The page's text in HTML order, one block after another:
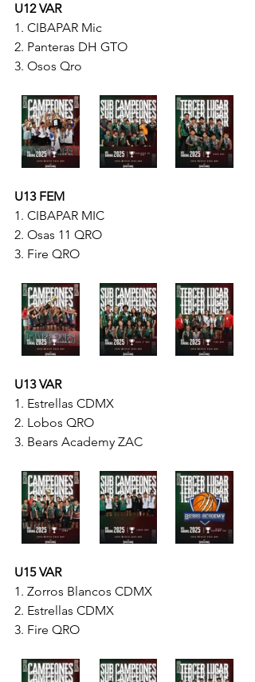
U12 VAR
1.⁠ ⁠CIBAPAR Mic
2.⁠ ⁠⁠Panteras DH GTO
3.⁠ ⁠⁠Osos Qro
U13 FEM
1.⁠ ⁠CIBAPAR MIC
2.⁠ ⁠⁠Osas 11 QRO
3.⁠ ⁠⁠Fire QRO
U13 VAR
1.⁠ ⁠Estrellas CDMX
2.⁠ ⁠⁠Lobos QRO
3.⁠ ⁠⁠Bears Academy ZAC
U15 VAR
1.⁠ ⁠Zorros Blancos CDMX
2.⁠ ⁠⁠Estrellas CDMX
3.⁠ ⁠⁠Fire QRO